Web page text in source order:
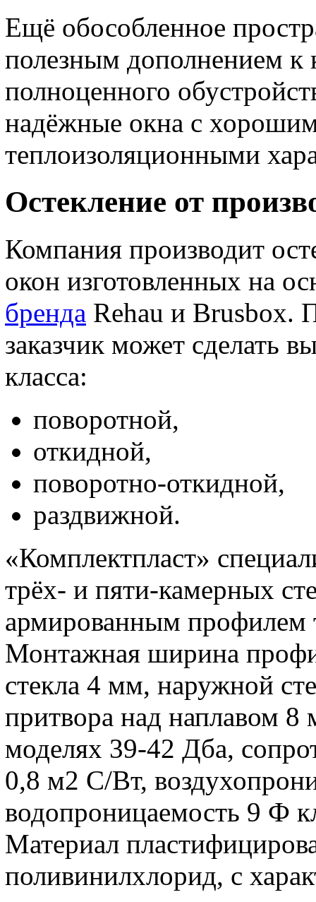
Ещё обособленное
полезным дополнением к
полноценного
надёжные окна с
теплоизоляционными
Остекление от
Компания производит
окон изготовленных на
бренда Rehau и Brusbox.
заказчик может сделать
класса:
поворотной,
откидной,
поворотно-откидной,
раздвижной.
«Комплектпласт»
трёх- и пяти-камерных
армированным
Монтажная ширина
стекла 4 мм, наружной
притвора над наплавом 8
моделях 39-42 Дба,
0,8 м2 С/Вт,
водопроницаемость 9 Ф
Материал
поливинилхлорид, с